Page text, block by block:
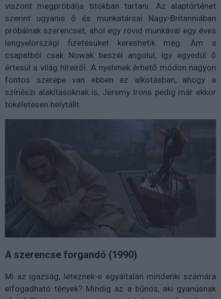
viszont megpróbálja titokban tartani. Az alaptörténet
szerint ugyanis ő és munkatársai Nagy-Britanniában
próbálnak szerencsét, ahol egy rövid munkával egy éves
lengyelországi fizetésüket kereshetik meg. Ám a
csapatból csak Nowak beszél angolul, így egyedül ő
értesül a világ híreiről. A nyelvnek érhető módon nagyon
fontos szerepe van ebben az alkotásban, ahogy a
színészi alakításoknak is, Jeremy Irons pedig már ekkor
tökéletesen helytállt.
A szerencse forgandó (1990)
Mi az igazság, léteznek-e egyáltalán mindenki számára
elfogadható tények? Mindig az a bűnös, aki gyanúsnak